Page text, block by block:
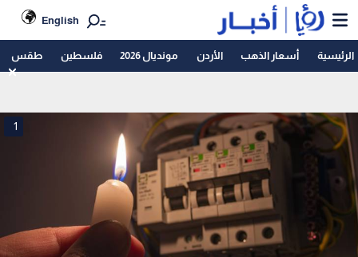
English
الرئيسية أسعار الذهب الأردن مونديال 2026 فلسطين طقس
1